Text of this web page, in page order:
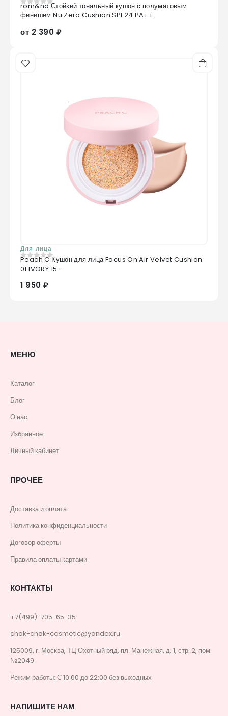
0из 5
rom&nd Стойкий тональный кушон с полуматовым
финишем Nu Zero Cushion SPF24 PA++
от 2 390 ₽
Для лица
0 из 5
Peach C Кушон для лица Focus On Air Velvet Cushion
01 IVORY 15 г
1 950 ₽
МЕНЮ
Каталог
Блог
О нас
Избранное
Личный кабинет
ПРОЧЕЕ
Доставка и оплата
Политика конфиденциальности
Договор оферты
Правила оплаты картами
КОНТАКТЫ
+7(499)-705-65-35
chok-chok-cosmetic@yandex.ru
125009, г. Москва, ТЦ Охотный ряд, пл. Манежная, д. 1, стр. 2, пом.
№2049
Режим работы: С 10:00 до 22:00 без выходных
НАПИШИТЕ НАМ